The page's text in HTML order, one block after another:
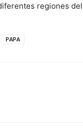
regiones
PAPA